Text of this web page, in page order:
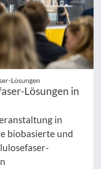
Lösungen
Lösungen in
in
biobasierte und